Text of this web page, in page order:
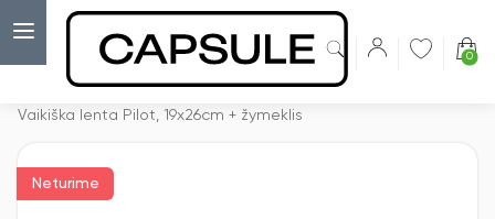
0
Vaikiška lenta Pilot, 19x26cm + žymeklis
Neturime